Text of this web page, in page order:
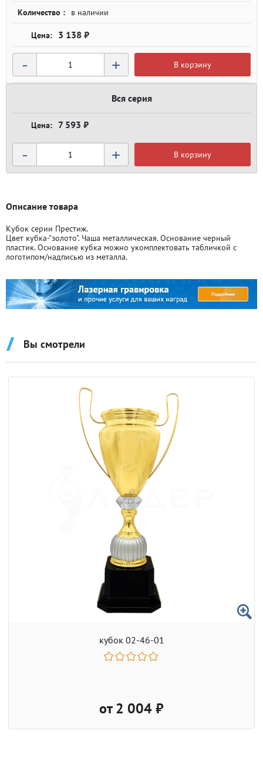
Количество : в наличии
3 138 ₽
- + В корзину
Вся серия
7 593 ₽
- + В корзину
Описание товара
Кубок серии Престиж.
Цвет кубка-"золото". Чаша металлическая. Основание черный
пластик. Основание кубка можно укомплектовать табличкой с
логотипом/надписью из металла.
Вы смотрели
кубок 02-46-01
от 2 004 ₽